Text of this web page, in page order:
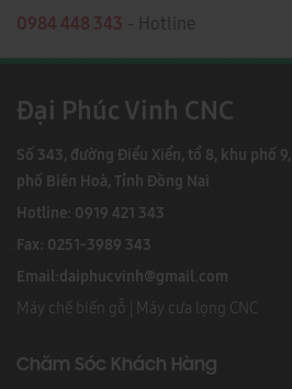
0984 448 343 - Hotline
Đại Phúc Vinh CNC
Số 343, đường Điểu Xiển, tổ 8, khu phố
phố Biên Hoà, Tỉnh Đồng Nai
Hotline: 0919 421 343
Fax: 0251-3989 343
Email:daiphucvinh@gmail.com
Máy chế biến gỗ Máy cưa lọng CNC
Chăm Sóc Khách Hàng